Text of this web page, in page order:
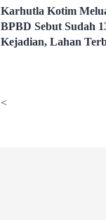
Karhutla Kotim
BPBD Sebut Sudah
Kejadian, Lahan
<